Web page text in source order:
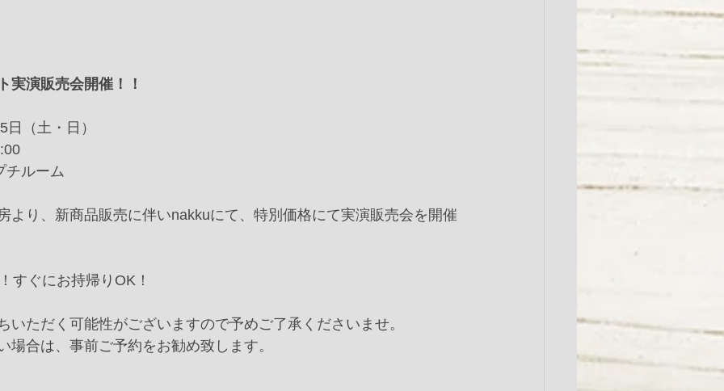
実演販売会開催！！
（土・日）
チルーム
より、新商品販売に伴いnakkuにて、特別価格にて実演販売会を開催
すぐにお持帰りOK！
ただく可能性がございますので予めご了承くださいませ。
場合は、事前ご予約をお勧め致します。